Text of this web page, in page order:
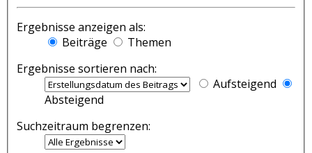
Ergebnisse anzeigen als:
Beiträge
Themen
Ergebnisse sortieren nach:
Aufsteigend
Absteigend
Suchzeitraum begrenzen: